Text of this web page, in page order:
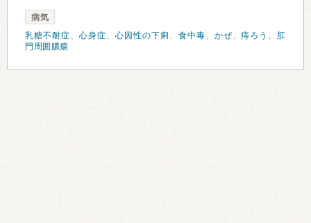
病気
乳糖不耐症、 心身症、 心因性の下痢 、 食中毒、 かぜ、痔ろう 、 肛
門周囲膿瘍